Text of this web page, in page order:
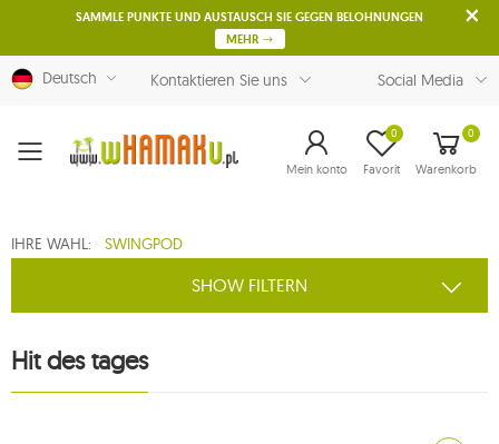
SAMMLE PUNKTE UND AUSTAUSCH SIE GEGEN BELOHNUNGEN
MEHR
Deutsch Kontaktieren Sie uns Social Media
Menu Mein konto Favorit
0 0
Warenkorb
IHRE WAHL: SWINGPOD
SHOW FILTERN
Hit des tages